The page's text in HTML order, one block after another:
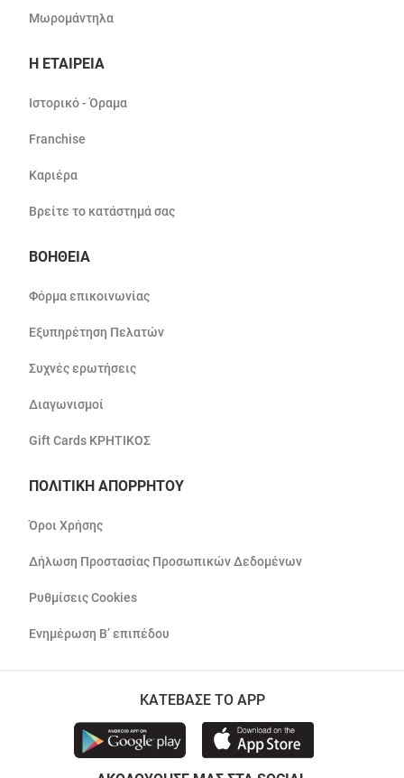
Μωρομάντηλα
Η ΕΤΑΙΡΕΙΑ
Ιστορικό - Όραμα
Franchise
Καριέρα
Βρείτε το κατάστημά σας
ΒΟΗΘΕΙΑ
Φόρμα επικοινωνίας
Εξυπηρέτηση Πελατών
Συχνές ερωτήσεις
Διαγωνισμοί
Gift Cards ΚΡΗΤΙΚΟΣ
ΠΟΛΙΤΙΚΗ ΑΠΟΡΡΗΤΟΥ
Όροι Χρήσης
Δήλωση Προστασίας Προσωπικών Δεδομένων
Ρυθμίσεις Cookies
Ενημέρωση Β’ επιπέδου
ΚΑΤΕΒΑΣΕ ΤΟ APP